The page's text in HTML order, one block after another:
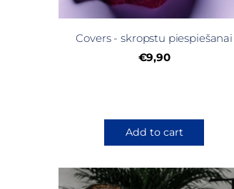
Covers - skropstu piespiešanai
€9,90
Add to cart